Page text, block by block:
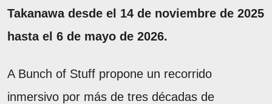
Takanawa desde el 14 de noviembre de 2025
hasta el 6 de mayo de 2026.
A Bunch of Stuff propone un recorrido
inmersivo por más de tres décadas de